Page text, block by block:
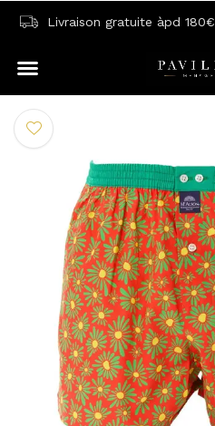
Livraison gratuite àpd 180€